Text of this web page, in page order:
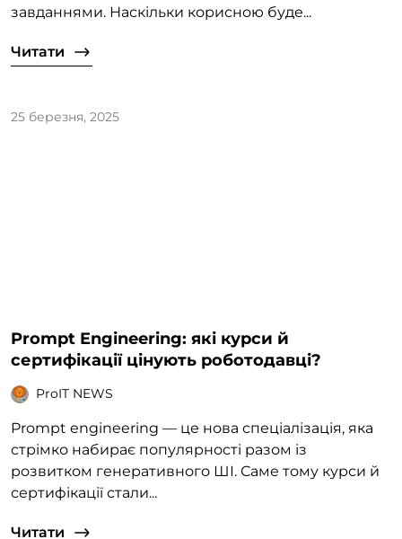
завданнями. Наскільки корисною буде...
Читати
25 березня, 2025
Prompt Engineering: які курси й
сертифікації цінують роботодавці?
ProIT NEWS
Prompt engineering — це нова спеціалізація, яка
стрімко набирає популярності разом із
розвитком генеративного ШІ. Саме тому курси й
сертифікації стали...
Читати